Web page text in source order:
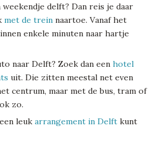
delft? Dan reis je daar
met de trein naartoe. Vanaf het
enkele minuten naar hartje
naar Delft? Zoek dan een hotel
uit. Die zitten meestal net even
centrum, maar met de bus, tram of
zo.
leuk arrangement in Delft kunt